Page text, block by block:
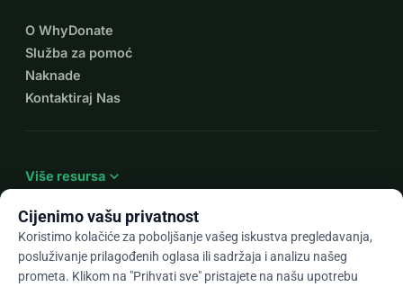
O WhyDonate
Služba za pomoć
Naknade
Kontaktiraj Nas
Više resursa expand_more
Hr arrow_drop_down
Cijenimo vašu privatnost
Koristimo kolačiće za poboljšanje vašeg iskustva pregledavanja,
posluživanje prilagođenih oglasa ili sadržaja i analizu našeg
prometa. Klikom na "Prihvati sve" pristajete na našu upotrebu